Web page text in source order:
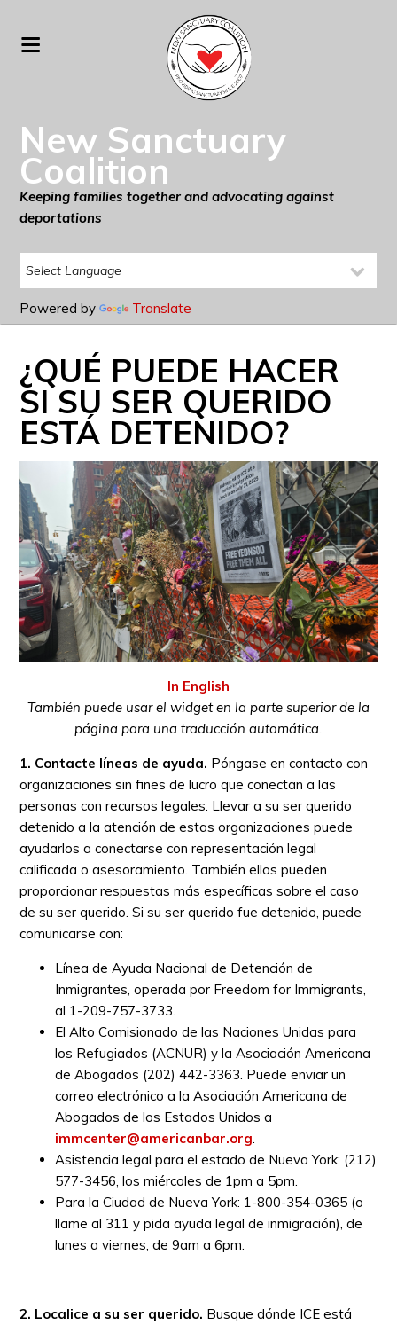
New Sanctuary
Coalition
Keeping families together and advocating against
deportations
Powered by Translate
¿QUÉ PUEDE HACER
SI SU SER QUERIDO
ESTÁ DETENIDO?
In English
También puede usar el widget en la parte superior de la
página para una traducción automática.
1. Contacte líneas de ayuda. Póngase en contacto con
organizaciones sin fines de lucro que conectan a las
personas con recursos legales. Llevar a su ser querido
detenido a la atención de estas organizaciones puede
ayudarlos a conectarse con representación legal
calificada o asesoramiento. También ellos pueden
proporcionar respuestas más específicas sobre el caso
de su ser querido. Si su ser querido fue detenido, puede
comunicarse con:
Línea de Ayuda Nacional de Detención de
Inmigrantes, operada por Freedom for Immigrants,
al 1-209-757-3733.
El Alto Comisionado de las Naciones Unidas para
los Refugiados (ACNUR) y la Asociación Americana
de Abogados (202) 442-3363. Puede enviar un
correo electrónico a la Asociación Americana de
Abogados de los Estados Unidos a
immcenter@americanbar.org.
Asistencia legal para el estado de Nueva York: (212)
577-3456, los miércoles de 1pm a 5pm.
Para la Ciudad de Nueva York: 1-800-354-0365 (o
llame al 311 y pida ayuda legal de inmigración), de
lunes a viernes, de 9am a 6pm.
2. Localice a su ser querido. Busque dónde ICE está